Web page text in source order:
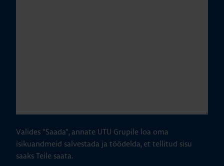
Valides "Saada", annate UTU Grupile loa oma
isikuandmeid salvestada ja töödelda, et tellitud sisu
saaks Teile saata.